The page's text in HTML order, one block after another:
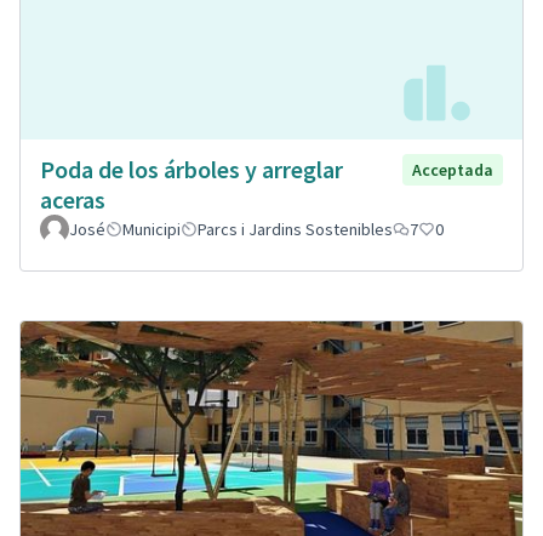
Poda de los árboles y arreglar
aceras
Acceptada
José Municipi Parcs i Jardins Sostenibles 7 0